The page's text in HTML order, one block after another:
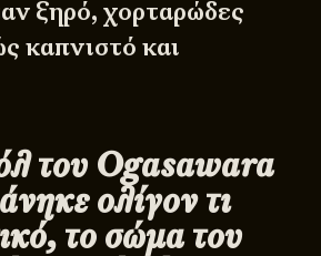
ξηρό, χορταρώδες
καπνιστό και
του Ogasawara
ολίγον τι
το σώμα του